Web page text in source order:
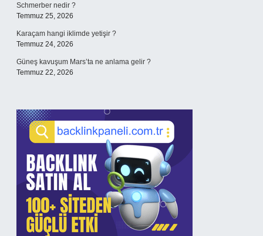
Schmerber nedir ?
Temmuz 25, 2026
Karaçam hangi iklimde yetişir ?
Temmuz 24, 2026
Güneş kavuşum Mars’ta ne anlama gelir ?
Temmuz 22, 2026